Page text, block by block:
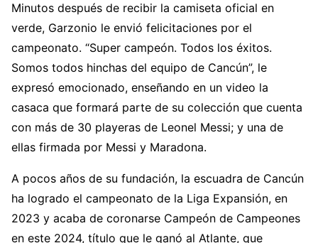
Minutos después de recibir la camiseta oficial en
verde, Garzonio le envió felicitaciones por el
campeonato. “Super campeón. Todos los éxitos.
Somos todos hinchas del equipo de Cancún”, le
expresó emocionado, enseñando en un video la
casaca que formará parte de su colección que cuenta
con más de 30 playeras de Leonel Messi; y una de
ellas firmada por Messi y Maradona.
A pocos años de su fundación, la escuadra de Cancún
ha logrado el campeonato de la Liga Expansión, en
2023 y acaba de coronarse Campeón de Campeones
en este 2024, título que le ganó al Atlante, que